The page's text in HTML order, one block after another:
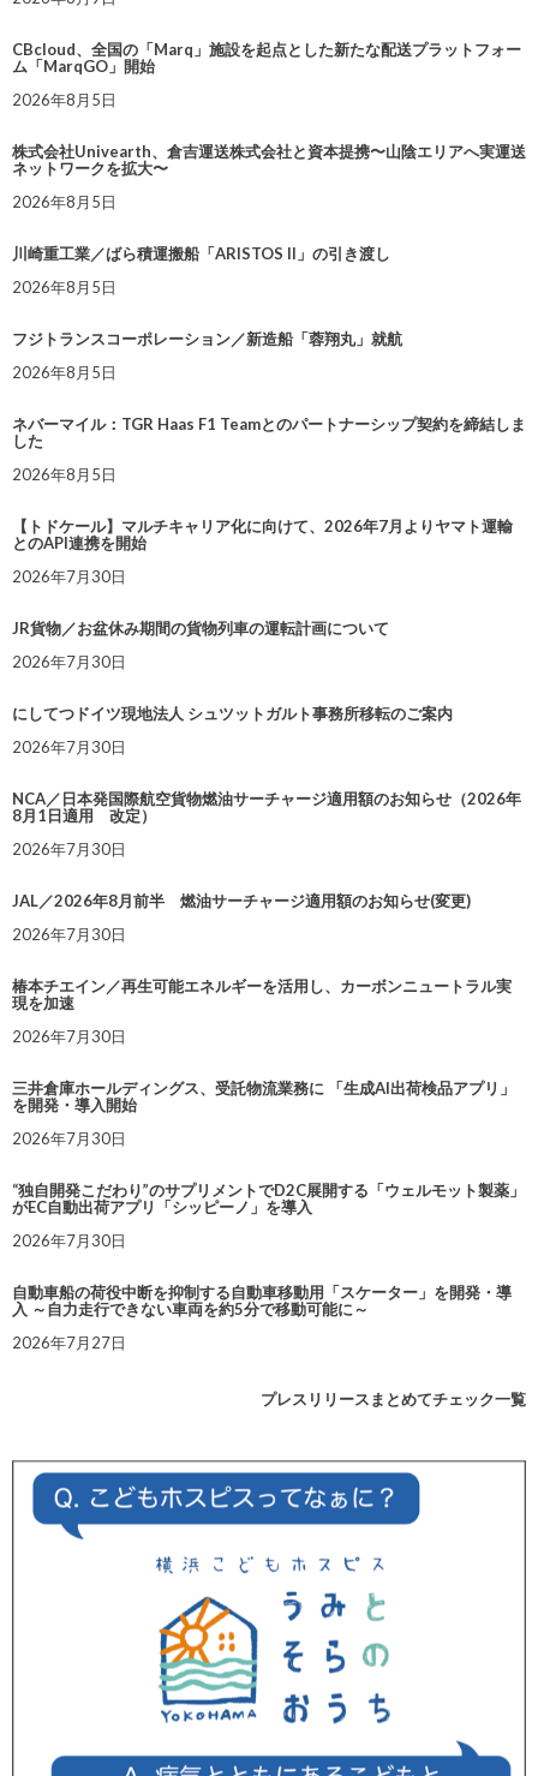
CBcloud、全国の「Marq」施設を起点とした新たな配送プラットフォー
ム「MarqGO」開始
2026年8月5日
株式会社Univearth、倉吉運送株式会社と資本提携〜山陰エリアへ実運送
ネットワークを拡大〜
2026年8月5日
川崎重工業／ばら積運搬船「ARISTOS II」の引き渡し
2026年8月5日
フジトランスコーポレーション／新造船「蓉翔丸」就航
2026年8月5日
ネバーマイル：TGR Haas F1 Teamとのパートナーシップ契約を締結しま
した
2026年8月5日
【トドケール】マルチキャリア化に向けて、2026年7月よりヤマト運輸
とのAPI連携を開始
2026年7月30日
JR貨物／お盆休み期間の貨物列車の運転計画について
2026年7月30日
にしてつドイツ現地法人 シュツットガルト事務所移転のご案内
2026年7月30日
NCA／日本発国際航空貨物燃油サーチャージ適用額のお知らせ（2026年
8月1日適用 改定）
2026年7月30日
JAL／2026年8月前半 燃油サーチャージ適用額のお知らせ(変更)
2026年7月30日
椿本チエイン／再生可能エネルギーを活用し、カーボンニュートラル実
現を加速
2026年7月30日
三井倉庫ホールディングス、受託物流業務に 「生成AI出荷検品アプリ」
を開発・導入開始
2026年7月30日
“独自開発こだわり”のサプリメントでD2C展開する「ウェルモット製薬」
がEC自動出荷アプリ「シッピーノ」を導入
2026年7月30日
自動車船の荷役中断を抑制する自動車移動用「スケーター」を開発・導
入 ～自力走行できない車両を約5分で移動可能に～
2026年7月27日
プレスリリースまとめてチェック一覧